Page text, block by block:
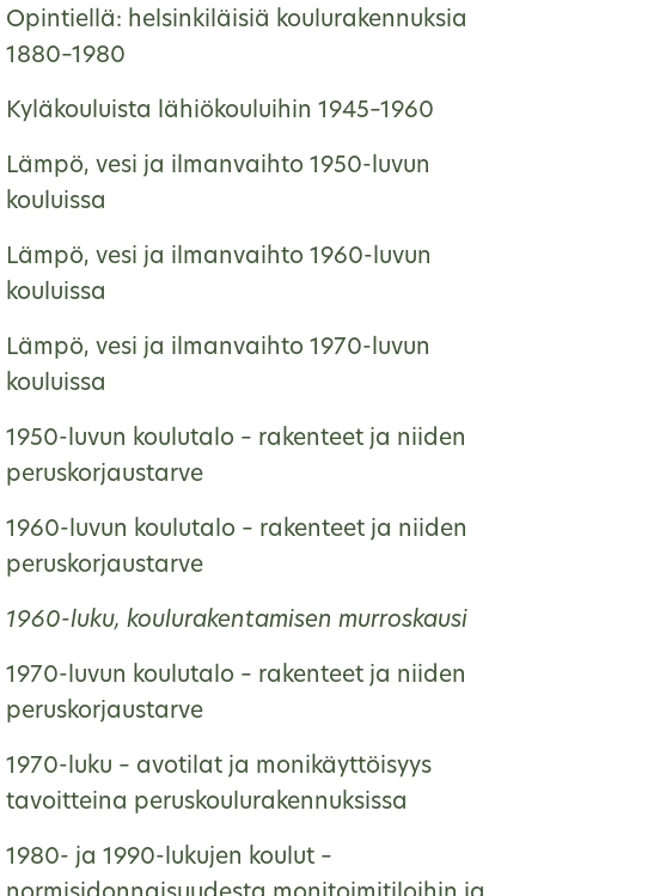
Opintiellä: helsinkiläisiä koulurakennuksia
1880–1980
Kyläkouluista lähiökouluihin 1945–1960
Lämpö, vesi ja ilmanvaihto 1950-luvun
kouluissa
Lämpö, vesi ja ilmanvaihto 1960-luvun
kouluissa
Lämpö, vesi ja ilmanvaihto 1970-luvun
kouluissa
1950-luvun koulutalo – rakenteet ja niiden
peruskorjaustarve
1960-luvun koulutalo – rakenteet ja niiden
peruskorjaustarve
1960-luku, koulurakentamisen murroskausi
1970-luvun koulutalo – rakenteet ja niiden
peruskorjaustarve
1970-luku – avotilat ja monikäyttöisyys
tavoitteina peruskoulurakennuksissa
1980- ja 1990-lukujen koulut –